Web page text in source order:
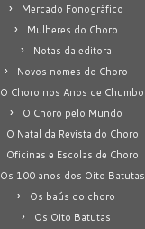
Mercado Fonográfico
Mulheres do Choro
Notas da editora
Novos nomes do Choro
O Choro nos Anos de Chumbo
O Choro pelo Mundo
O Natal da Revista do Choro
Oficinas e Escolas de Choro
Os 100 anos dos Oito Batutas
Os baús do choro
Os Oito Batutas